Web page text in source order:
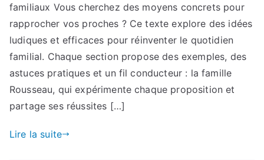
familiaux Vous cherchez des moyens concrets pour
rapprocher vos proches ? Ce texte explore des idées
ludiques et efficaces pour réinventer le quotidien
familial. Chaque section propose des exemples, des
astuces pratiques et un fil conducteur : la famille
Rousseau, qui expérimente chaque proposition et
partage ses réussites […]
Lire la suite